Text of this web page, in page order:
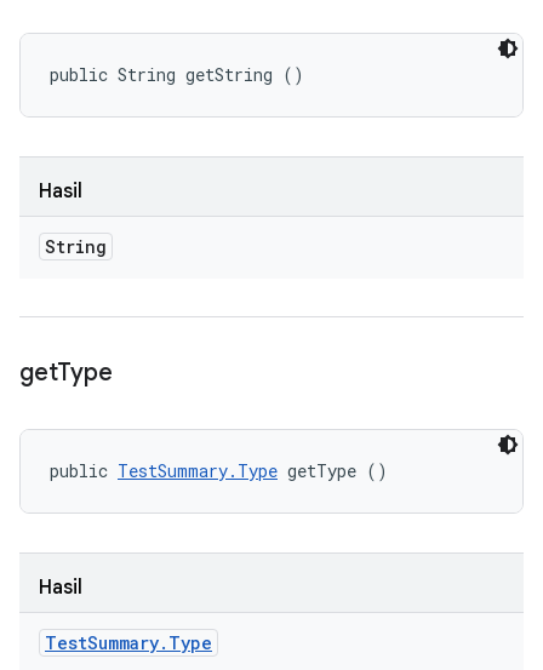
public String getString ()
Hasil
String
getType
public TestSummary.Type getType ()
Hasil
TestSummary. Type